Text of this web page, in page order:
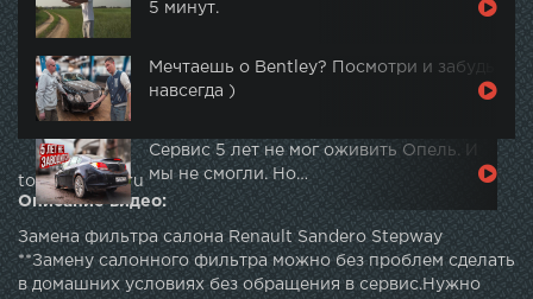
5 минут.
Мечтаешь о Bentley? Посмотри и забудь
навсегда )
Сервис 5 лет не мог оживить Опель. И
мы не смогли. Но…
topautotube.ru
Описание видео:
Замена фильтра салона Renault Sandero Stepway
**Замену салонного фильтра можно без проблем сделать
в домашних условиях без обращения в сервис.Нужно